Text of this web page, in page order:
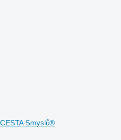
CESTA Smyslů®